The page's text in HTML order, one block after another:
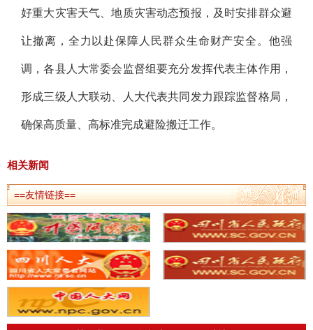
好重大灾害天气、地质灾害动态预报，及时安排群众避
让撤离，全力以赴保障人民群众生命财产安全。他强
调，各县人大常委会监督组要充分发挥代表主体作用，
形成三级人大联动、人大代表共同发力跟踪监督格局，
确保高质量、高标准完成避险搬迁工作。
相关新闻
==友情链接==